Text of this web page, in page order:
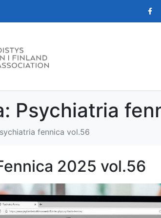
Psychiatria
fennica vol.56
2025 vol.56